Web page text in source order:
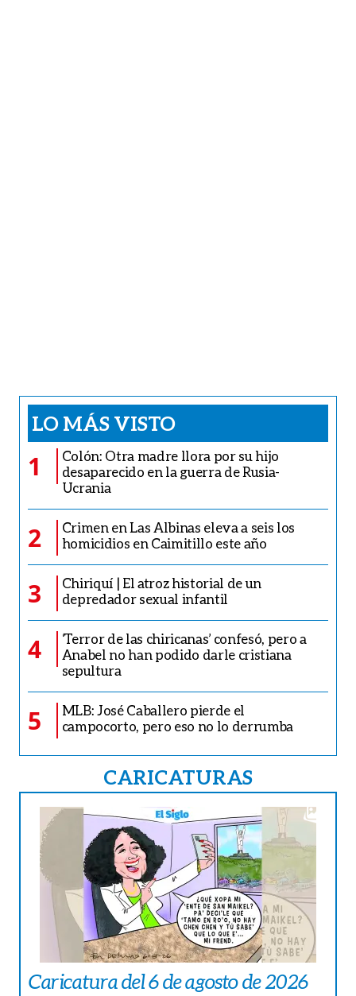
LO MÁS VISTO
1
Colón: Otra madre llora por su hijo
desaparecido en la guerra de Rusia-
Ucrania
2
Crimen en Las Albinas eleva a seis los
homicidios en Caimitillo este año
3
Chiriquí | El atroz historial de un
depredador sexual infantil
4
‘Terror de las chiricanas’ confesó, pero a
Anabel no han podido darle cristiana
sepultura
5
MLB: José Caballero pierde el
campocorto, pero eso no lo derrumba
CARICATURAS
Caricatura del 6 de agosto de 2026